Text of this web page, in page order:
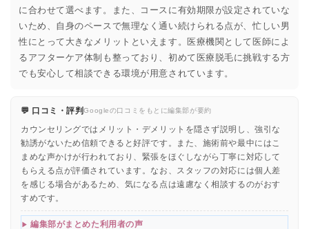
に合わせて選べます。また、コースに有効期限が設定されていな
いため、自身のペースで無理なく通い続けられる点が、忙しい男
性にとって大きなメリットといえます。医療機関として医師によ
るアフターケア体制も整っており、初めて医療脱毛に挑戦する方
でも安心して相談できる環境が用意されています。
💬 口コミ・評判Googleの口コミをもとに編集部が要約
カウンセリングではメリット・デメリットを隠さず説明し、強引な
勧誘がないため信頼できると好評です。また、施術前や最中にはこ
まめな声かけが行われており、緊張をほぐしながら丁寧に対応して
もらえる点が評価されています。なお、スタッフの対応には個人差
を感じる場合があるため、気になる点は遠慮なく相談するのがおす
すめです。
編集部がまとめた利用者の声